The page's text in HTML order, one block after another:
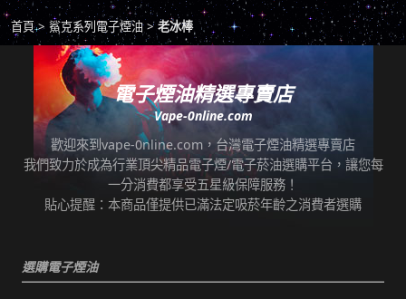
*提示2：至便利店付款並取貨者，請確認您提
交訂單時的暱稱與包裹是否一致，順利付款後
即可取貨。
*提示3：使用超商到店未取貨者，或會影響
「超商取貨信用」而導致無法再次使用超商取
貨服務，請顧客及時前往取貨。
任何運輸配送方式皆有發生延誤之可能，我們
保證訂單成立後會在24小時內出貨，但無法保
證物流配送零機率延遲。
統更新時間，會有所出入）
商品若有任何瑕疵問題，請拍照/錄影並聯絡本
站客服，以利於退/換貨保固處理。
七天鑑賞期內有任何非人為問題，可免費退/換
貨。超過七天鑑賞期後若要退/換全新未拆封非
瑕疵商品，將收取總金額的20%服務費，並需
自行承擔來回運費。
本站所有商品在運送途中均有可能因為壓力改
變而造成滲漏問題，如發現滲漏，請拍照/錄影
並聯絡客服進行免費退換。有其他疑慮請聯絡
客服。
首頁 鯊克系列電子煙油 老冰棒
電子煙油精選專賣店
Vape-0nline.com
歡迎來到vape-0nline.com，台灣電子煙油精選專賣店
我們致力於成為行業頂尖精品電子煙/電子菸油選購平台，讓您每
一分消費都享受五星級保障服務！
貼心提醒：本商品僅提供已滿法定吸菸年齡之消費者選購
選購電子煙油